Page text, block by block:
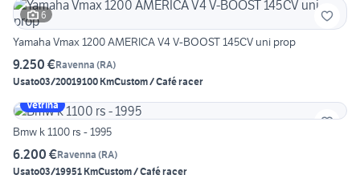
6
Yamaha Vmax 1200 AMERICA V4 V-BOOST 145CV uni prop
9.250 €Ravenna (RA)
Usato03/20019100 KmCustom / Café racer
Vetrina
Bmw k 1100 rs - 1995
6.200 €Ravenna (RA)
Usato03/19951 KmCustom / Café racer